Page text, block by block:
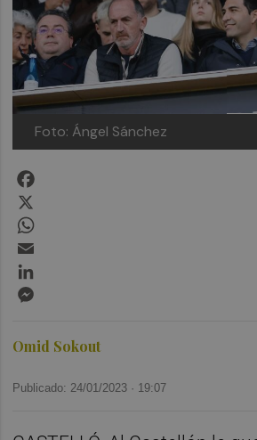
Foto: Ángel Sánchez
Omid Sokout
Publicado: 24/01/2023 · 19:07